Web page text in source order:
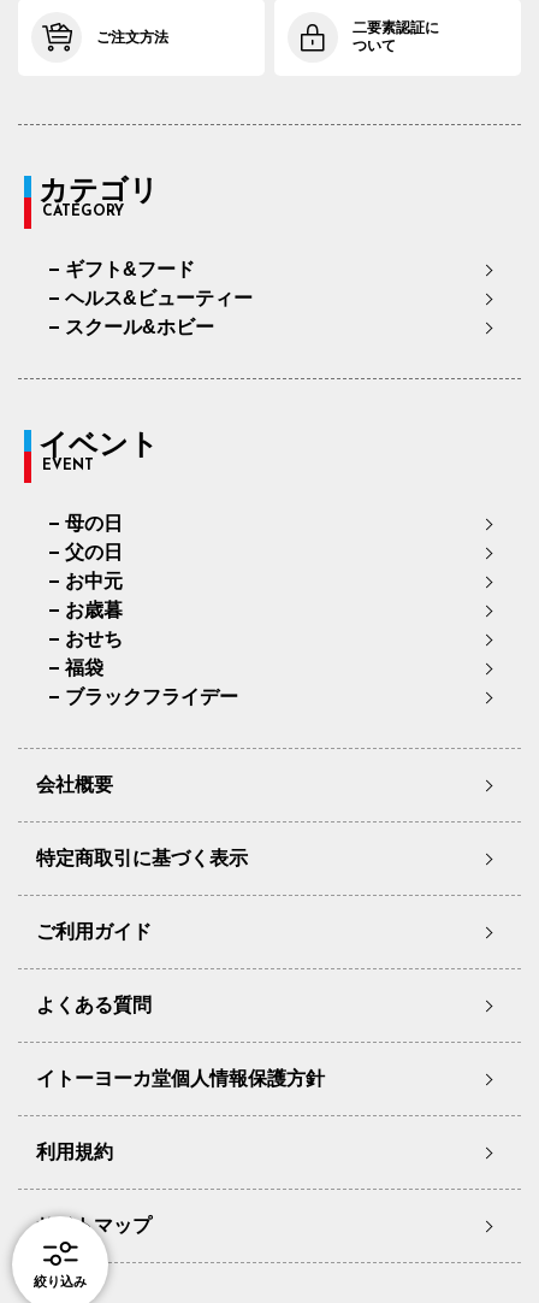
絞り込み
ご注文方法
二要素認証に
ついて
カテゴリ
CATEGORY
ギフト&フード
ヘルス&ビューティー
スクール&ホビー
イベント
EVENT
母の日
父の日
お中元
お歳暮
おせち
福袋
ブラックフライデー
会社概要
特定商取引に基づく表示
ご利用ガイド
よくある質問
イトーヨーカ堂個人情報保護方針
利用規約
サイトマップ